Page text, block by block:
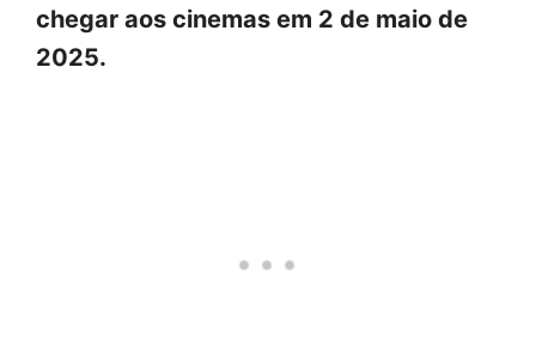
chegar aos cinemas em 2 de maio de
2025.